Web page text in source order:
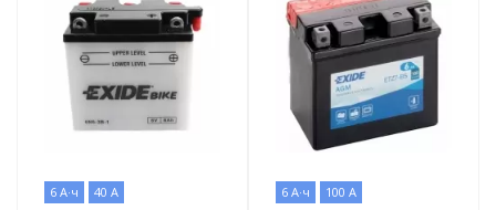
6 А·ч 40 А 6 А·ч 100 А